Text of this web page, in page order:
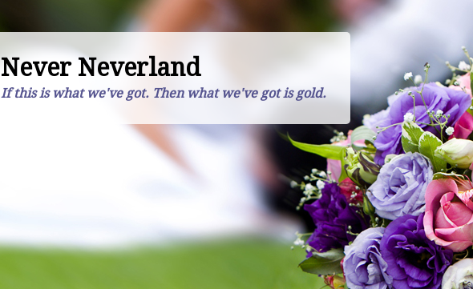
Never Neverland
If this is what we've got. Then what we've got is gold.